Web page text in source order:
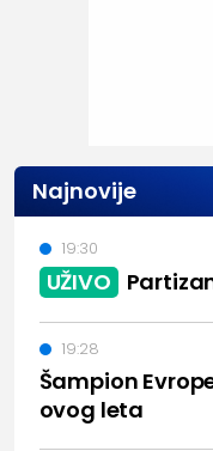
Najnovije
UŽIVO
19:30
Šampion
ovog leta
19:28